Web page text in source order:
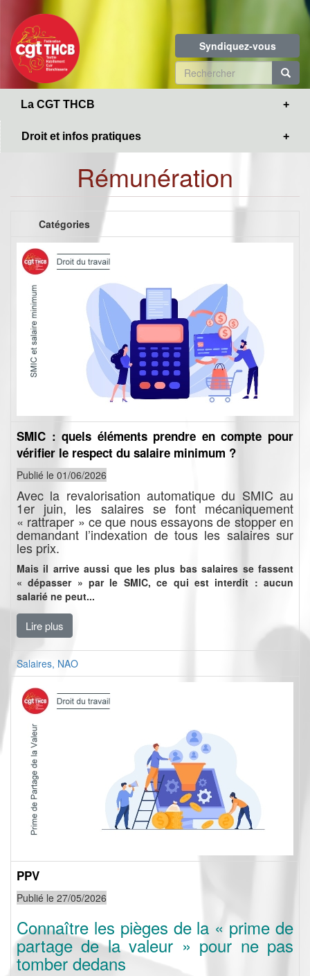
contenu
principal
Syndiquez-vous
Formulaire
de
La CGT THCB
Droit et infos pratiques
Rémunération
Catégories
SMIC : quels éléments prendre en compte pour
vérifier le respect du salaire minimum ?
Publié le 01/06/2026
Avec la revalorisation automatique du SMIC au
1er juin, les salaires se font mécaniquement
« rattraper » ce que nous essayons de stopper en
demandant l’indexation de tous les salaires sur
les prix.
Mais il arrive aussi que les plus bas salaires se fassent
« dépasser » par le SMIC, ce qui est interdit : aucun
salarié ne peut...
Lire plus
Salaires, NAO
PPV
Publié le 27/05/2026
Connaître les pièges de la « prime de
partage de la valeur » pour ne pas
tomber dedans